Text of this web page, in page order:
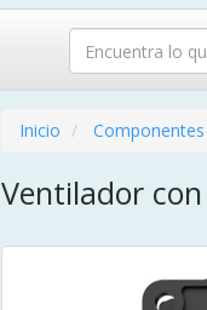
Inicio Componentes
Ventilador